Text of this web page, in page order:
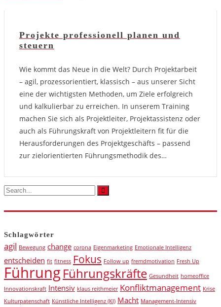
Projekte professionell planen und
steuern
Wie kommt das Neue in die Welt? Durch Projektarbeit
– agil, prozessorientiert, klassisch – aus unserer Sicht
eine der wichtigsten Methoden, um Ziele erfolgreich
und kalkulierbar zu erreichen. In unserem Training
machen Sie sich als Projektleiter, Projektassistenz oder
auch als Führungskraft von Projektleitern fit für die
Herausforderungen des Projektgeschäfts – passend
zur zielorientierten Führungsmethodik des…
Schlagwörter
agil Bewegung change corona Eigenmarketing Emotionale Intelligenz
entscheiden fit fitness Fokus Follow up fremdmotivation Fresh Up
FührungFührungskräfte Gesundheit homeoffice
Innovationskraft Intensiv klaus reithmeier Konfliktmanagement Krise
Kulturpatenschaft Künstliche Intelligenz (KI) Macht Management-Intensiv